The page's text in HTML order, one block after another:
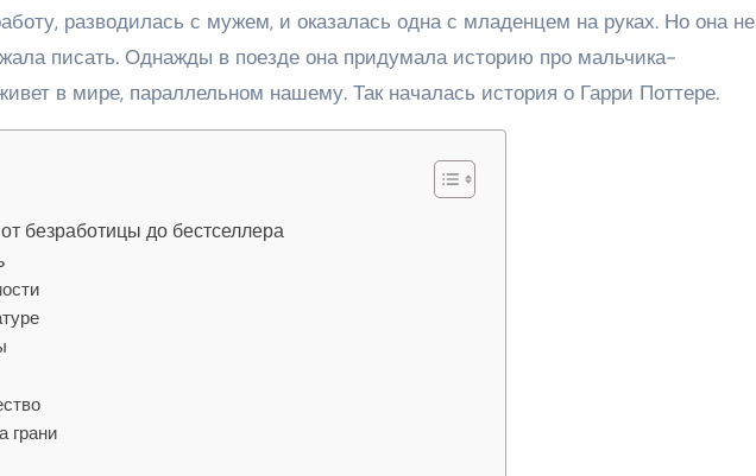
разводилась с мужем, и оказалась одна с младенцем на руках. Но она не
писать. Однажды в поезде она придумала историю про мальчика-
в мире, параллельном нашему. Так началась история о Гарри Поттере.
безработицы до бестселлера
грани